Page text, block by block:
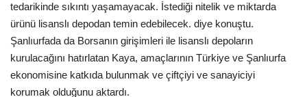
Sağlık
İletişim
Kültür Sanat
tedarikinde sıkıntı yaşamayacak. İstediği nitelik ve miktarda
ürünü lisanslı depodan temin edebilecek. diye konuştu.
Şanlıurfada da Borsanın girişimleri ile lisanslı depoların
kurulacağını hatırlatan Kaya, amaçlarının Türkiye ve Şanlıurfa
ekonomisine katkıda bulunmak ve çiftçiyi ve sanayiciyi
korumak olduğunu aktardı.